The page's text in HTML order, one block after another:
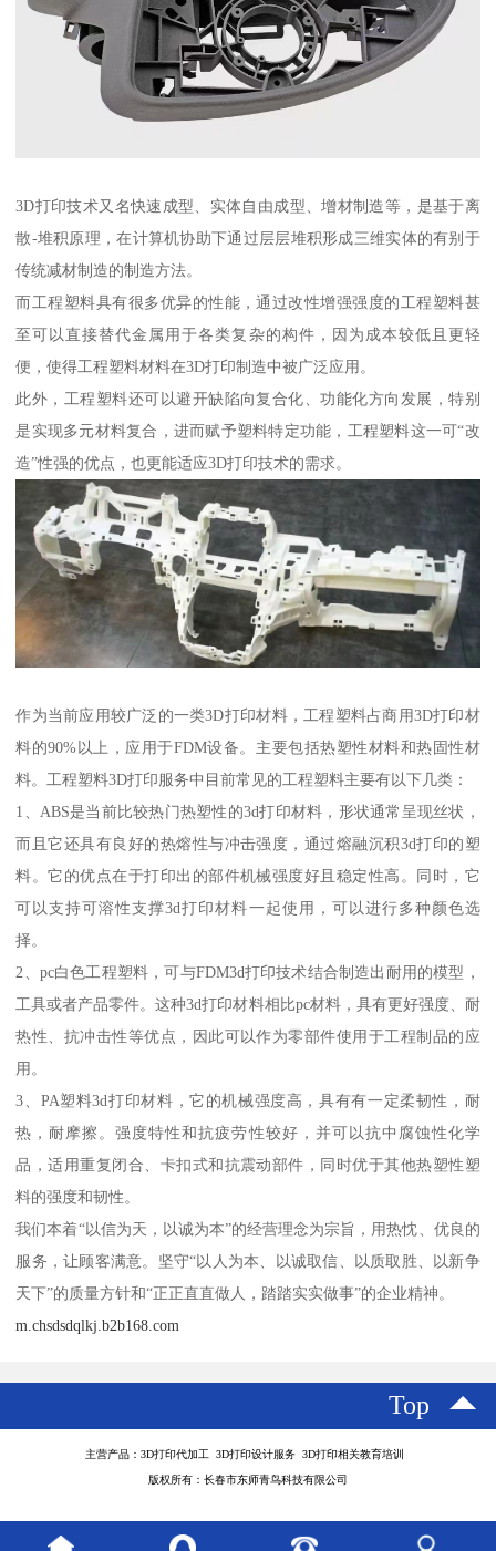
3D打印技术又名快速成型、实体自由成型、增材制造等，是基于离
散-堆积原理，在计算机协助下通过层层堆积形成三维实体的有别于
传统减材制造的制造方法。
而工程塑料具有很多优异的性能，通过改性增强强度的工程塑料甚
至可以直接替代金属用于各类复杂的构件，因为成本较低且更轻
便，使得工程塑料材料在3D打印制造中被广泛应用。
此外，工程塑料还可以避开缺陷向复合化、功能化方向发展，特别
是实现多元材料复合，进而赋予塑料特定功能，工程塑料这一可“改
造”性强的优点，也更能适应3D打印技术的需求。
作为当前应用较广泛的一类3D打印材料，工程塑料占商用3D打印材
料的90%以上，应用于FDM设备。主要包括热塑性材料和热固性材
料。工程塑料3D打印服务中目前常见的工程塑料主要有以下几类：
1、ABS是当前比较热门热塑性的3d打印材料，形状通常呈现丝状，
而且它还具有良好的热熔性与冲击强度，通过熔融沉积3d打印的塑
料。它的优点在于打印出的部件机械强度好且稳定性高。同时，它
可以支持可溶性支撑3d打印材料一起使用，可以进行多种颜色选
择。
2、pc白色工程塑料，可与FDM3d打印技术结合制造出耐用的模型，
工具或者产品零件。这种3d打印材料相比pc材料，具有更好强度、耐
热性、抗冲击性等优点，因此可以作为零部件使用于工程制品的应
用。
3、PA塑料3d打印材料，它的机械强度高，具有有一定柔韧性，耐
热，耐摩擦。强度特性和抗疲劳性较好，并可以抗中腐蚀性化学
品，适用重复闭合、卡扣式和抗震动部件，同时优于其他热塑性塑
料的强度和韧性。
我们本着“以信为天，以诚为本”的经营理念为宗旨，用热忱、优良的
服务，让顾客满意。坚守“以人为本、以诚取信、以质取胜、以新争
天下”的质量方针和“正正直直做人，踏踏实实做事”的企业精神。
m.chsdsdqlkj.b2b168.com
Top
主营产品：3D打印代加工 3D打印设计服务 3D打印相关教育培训
版权所有：长春市东师青鸟科技有限公司